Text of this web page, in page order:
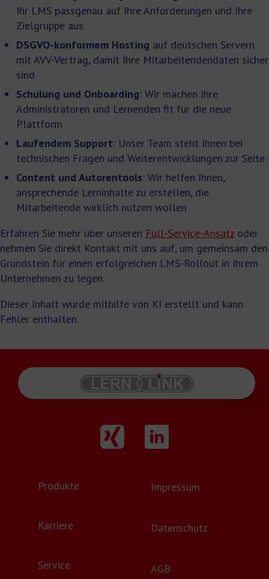
Ihr LMS passgenau auf Ihre Anforderungen und Ihre
Zielgruppe aus
DSGVO-konformem Hosting auf deutschen Servern
mit AVV-Vertrag, damit Ihre Mitarbeitendendaten sicher
sind
Schulung und Onboarding: Wir machen Ihre
Administratoren und Lernenden fit für die neue
Plattform
Laufendem Support: Unser Team steht Ihnen bei
technischen Fragen und Weiterentwicklungen zur Seite
Content und Autorentools: Wir helfen Ihnen,
ansprechende Lerninhalte zu erstellen, die
Mitarbeitende wirklich nutzen wollen
Erfahren Sie mehr über unseren Full-Service-Ansatz oder
nehmen Sie direkt Kontakt mit uns auf, um gemeinsam den
Grundstein für einen erfolgreichen LMS-Rollout in Ihrem
Unternehmen zu legen.
Dieser Inhalt wurde mithilfe von KI erstellt und kann
Fehler enthalten.
Produkte
Karriere
Service
Impressum
Datenschutz
AGB